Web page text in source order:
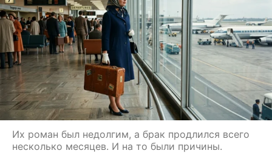
Их роман был недолгим, а брак продлился всего
несколько месяцев. И на то были причины.